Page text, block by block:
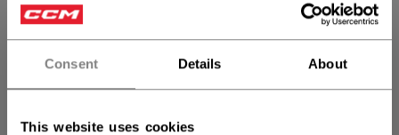
Consent Details About
This website uses cookies
BREDDE